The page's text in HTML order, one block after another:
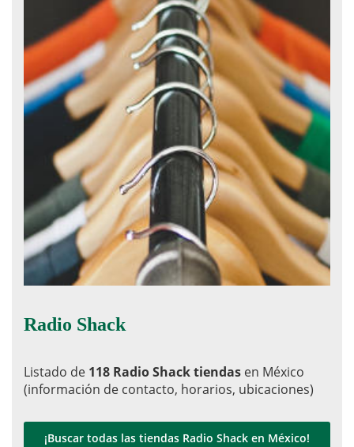
Radio Shack
Listado de 118 Radio Shack tiendas en México
(información de contacto, horarios, ubicaciones)
¡Buscar todas las tiendas Radio Shack en México!